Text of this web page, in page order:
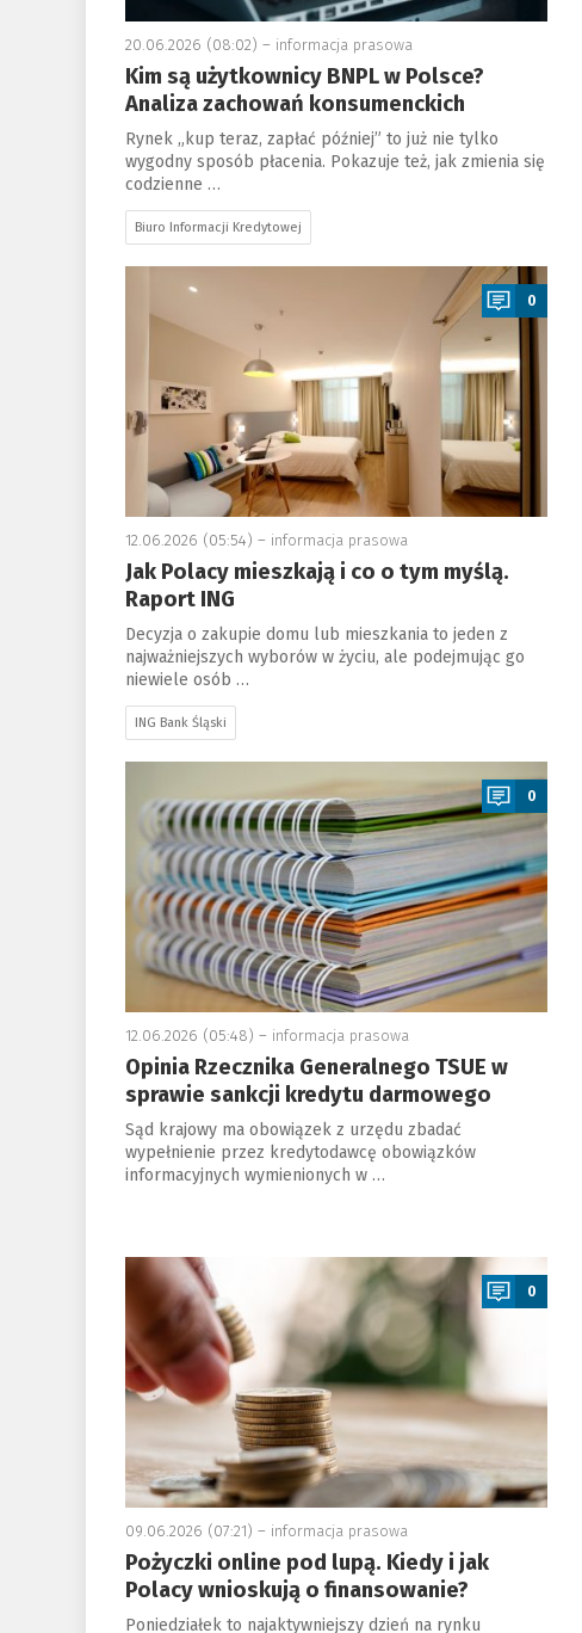
20.06.2026 (08:02) – informacja prasowa
Kim są użytkownicy BNPL w Polsce?
Analiza zachowań konsumenckich
Rynek „kup teraz, zapłać później” to już nie tylko
wygodny sposób płacenia. Pokazuje też, jak zmienia się
codzienne …
Biuro Informacji Kredytowej
a
0
12.06.2026 (05:54) – informacja prasowa
Jak Polacy mieszkają i co o tym myślą.
Raport ING
Decyzja o zakupie domu lub mieszkania to jeden z
najważniejszych wyborów w życiu, ale podejmując go
niewiele osób …
ING Bank Śląski
a
0
12.06.2026 (05:48) – informacja prasowa
Opinia Rzecznika Generalnego TSUE w
sprawie sankcji kredytu darmowego
Sąd krajowy ma obowiązek z urzędu zbadać
wypełnienie przez kredytodawcę obowiązków
informacyjnych wymienionych w …
a
0
09.06.2026 (07:21) – informacja prasowa
Pożyczki online pod lupą. Kiedy i jak
Polacy wnioskują o finansowanie?
Poniedziałek to najaktywniejszy dzień na rynku